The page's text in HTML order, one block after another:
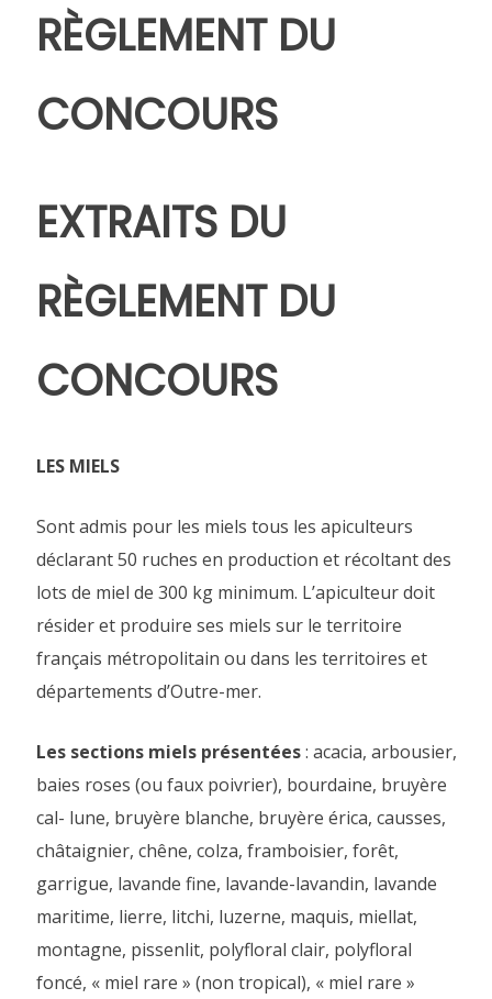
RÈGLEMENT DU
CONCOURS
EXTRAITS DU
RÈGLEMENT DU
CONCOURS
LES MIELS
Sont admis pour les miels tous les apiculteurs
déclarant 50 ruches en production et récoltant des
lots de miel de 300 kg minimum. L’apiculteur doit
résider et produire ses miels sur le territoire
français métropolitain ou dans les territoires et
départements d’Outre-mer.
Les sections miels présentées: acacia, arbousier,
baies roses (ou faux poivrier), bourdaine, bruyère
cal- lune, bruyère blanche, bruyère érica, causses,
châtaignier, chêne, colza, framboisier, forêt,
garrigue, lavande fine, lavande-lavandin, lavande
maritime, lierre, litchi, luzerne, maquis, miellat,
montagne, pissenlit, polyfloral clair, polyfloral
foncé, « miel rare » (non tropical), « miel rare »